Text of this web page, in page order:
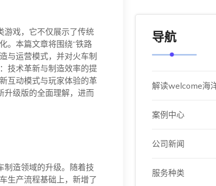
游戏，它不仅展示了传统
。本篇文章将围绕“铁路
与运营模式，并对火车制
技术革新与制造效率的提
互动模式与玩家体验的革
升级版的全面理解，进而
制造领域的升级。随着技
生产流程基础上，新增了
导航
解读welcome海
案例中心
公司新闻
服务种类